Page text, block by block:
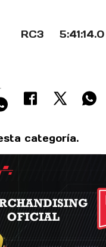
RC3 5:41:14.0
categoría.